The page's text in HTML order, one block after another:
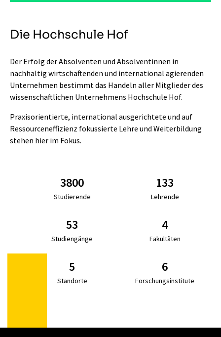
Die Hochschule Hof
Der Erfolg der Absolventen und Absolventinnen in
nachhaltig wirtschaftenden und international agierenden
Unternehmen bestimmt das Handeln aller Mitglieder des
wissenschaftlichen Unternehmens Hochschule Hof.
Praxisorientierte, international ausgerichtete und auf
Ressourceneffizienz fokussierte Lehre und Weiterbildung
stehen hier im Fokus.
3800
Studierende
133
Lehrende
53
Studiengänge
4
Fakultäten
5
Standorte
6
Forschungsinstitute